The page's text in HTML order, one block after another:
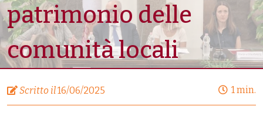
Con Cybersecurity Seminars La Sicurezza Informatica
Diventa Patrimonio Delle Comunità Locali
patrimonio delle
comunità locali
Scritto il16/06/2025 1 min.